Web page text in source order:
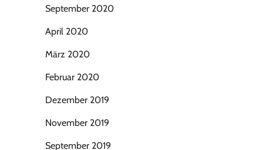
September 2020
April 2020
März 2020
Februar 2020
Dezember 2019
November 2019
September 2019